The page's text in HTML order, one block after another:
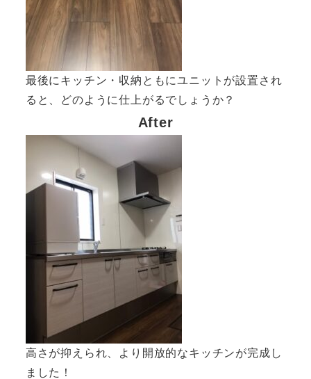
最後にキッチン・収納ともにユニットが設置され
ると、どのように仕上がるでしょうか？
After
高さが抑えられ、より開放的なキッチンが完成し
ました！